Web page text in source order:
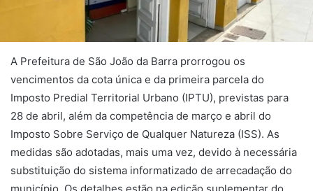
A Prefeitura de São João da Barra prorrogou os
vencimentos da cota única e da primeira parcela do
Imposto Predial Territorial Urbano (IPTU), previstas para
28 de abril, além da competência de março e abril do
Imposto Sobre Serviço de Qualquer Natureza (ISS). As
medidas são adotadas, mais uma vez, devido à necessária
substituição do sistema informatizado de arrecadação do